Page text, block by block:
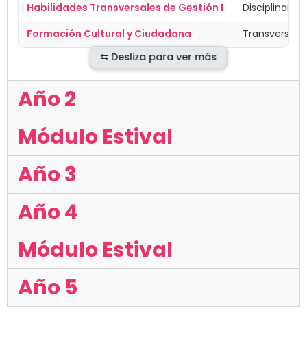
Habilidades Transversales de Gestión I
Disciplinar/
Formación Cultural y Ciudadana
Transversal
Año 2
Módulo Estival
Año 3
Año 4
Módulo Estival
Año 5